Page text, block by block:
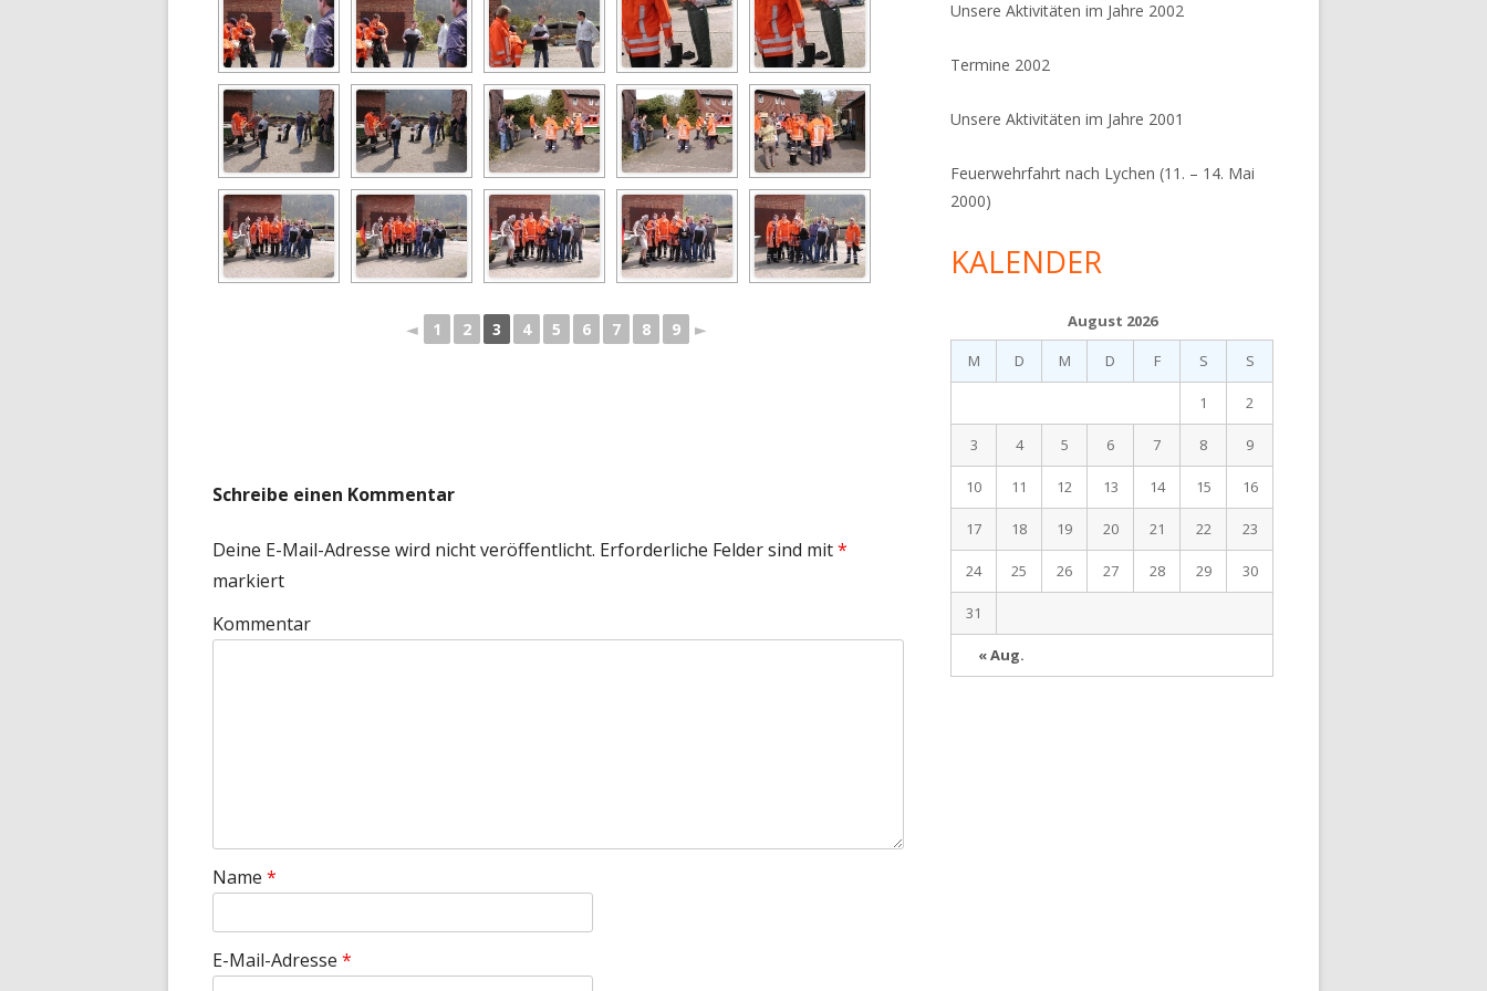
FOTOS: ÜBEN 2002
FOTOS: OSTERFEUER 2005
FOTOS: SPORTVEREIN 2002
FOTOS: STEINMÜHLE 2002
FOTOS: THOMAS 30
FOTOS: WINTERBILDER 2001/02
◄ 1 2 3 4 5 6 7 8 9 ►
Schreibe einen Kommentar
Deine E-Mail-Adresse wird nicht veröffentlicht. Erforderliche Felder sind mit*
markiert
Kommentar
Name *
E-Mail-Adresse *
Unsere Aktivitäten im Jahre 2002
Termine 2002
Unsere Aktivitäten im Jahre 2001
Feuerwehrfahrt nach Lychen (11. – 14. Mai
2000)
KALENDER
August 2026
M
D M D F S S
« Aug.
1 2
3 4 5 6 7 8 9
10 11 12 13 14 15 16
17 18 19 20 21 22 23
24 25 26 27 28 29 30
31